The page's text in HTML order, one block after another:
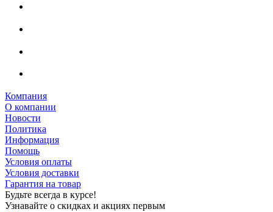
Компания
О компании
Новости
Политика
Информация
Помощь
Условия оплаты
Условия доставки
Гарантия на товар
Будьте всегда в курсе!
Узнавайте о скидках и акциях первым